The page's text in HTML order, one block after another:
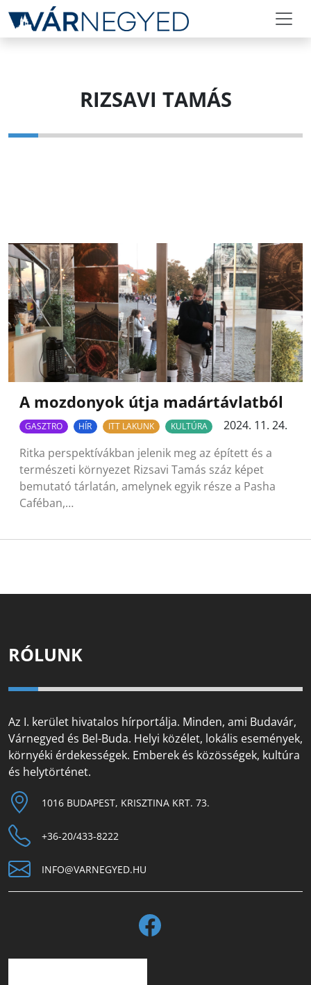
RIZSAVI TAMÁS
A mozdonyok útja madártávlatból
GASZTRO HÍR ITT LAKUNK KULTÚRA
2024. 11. 24.
Ritka perspektívákban jelenik meg az épített és a
természeti környezet Rizsavi Tamás száz képet
bemutató tárlatán, amelynek egyik része a Pasha
Caféban,…
RÓLUNK
Az I. kerület hivatalos hírportálja. Minden, ami Budavár,
Várnegyed és Bel-Buda. Helyi közélet, lokális események,
környéki érdekességek. Emberek és közösségek, kultúra
és helytörténet.
1016 BUDAPEST, KRISZTINA KRT. 73.
+36-20/433-8222
INFO@VARNEGYED.HU